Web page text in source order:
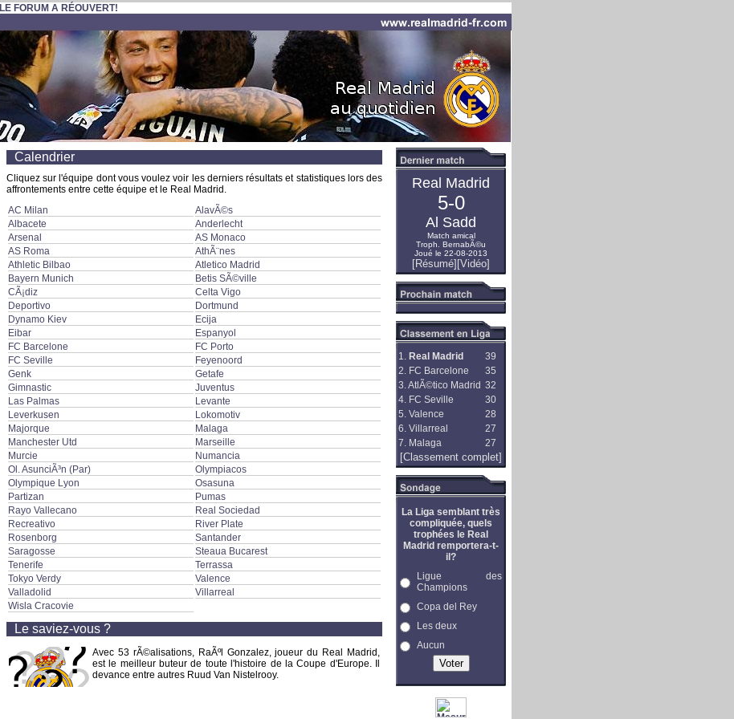
LE FORUM A RÉOUVERT!
Calendrier
Cliquez sur l'équipe dont vous voulez voir les derniers résultats et statistiques lors des
affrontements entre cette équipe et le Real Madrid.
AC Milan
AlavÃ©s
Albacete
Anderlecht
Arsenal
AS Monaco
AS Roma
AthÃ¨nes
Athletic Bilbao
Atletico Madrid
Bayern Munich
Betis SÃ©ville
CÃ¡diz
Celta Vigo
Deportivo
Dortmund
Dynamo Kiev
Ecija
Eibar
Espanyol
FC Barcelone
FC Porto
FC Seville
Feyenoord
Genk
Getafe
Gimnastic
Juventus
Las Palmas
Levante
Leverkusen
Lokomotiv
Majorque
Malaga
Manchester Utd
Marseille
Murcie
Numancia
Ol. AsunciÃ³n (Par)
Olympiacos
Olympique Lyon
Osasuna
Partizan
Pumas
Rayo Vallecano
Real Sociedad
Recreativo
River Plate
Rosenborg
Santander
Saragosse
Steaua Bucarest
Tenerife
Terrassa
Tokyo Verdy
Valence
Valladolid
Villarreal
Wisla Cracovie
Le saviez-vous ?
Avec 53 rÃ©alisations, RaÃºl Gonzalez, joueur du Real Madrid,
est le meilleur buteur de toute l'histoire de la Coupe d'Europe. Il
devance entre autres Ruud Van Nistelrooy.
Real Madrid
5-0
Al Sadd
Match amical
Troph. BernabÃ©u
Joué le 22-08-2013
[Résumé] [Vidéo]
1. Real Madrid
39
2. FC Barcelone
35
3. AtlÃ©tico Madrid 32
4. FC Seville
30
5. Valence
28
6. Villarreal
27
7. Malaga
27
[Classement complet]
La Liga semblant très
compliquée, quels
trophées le Real
Madrid remportera-t-
il?
Ligue des
Champions
Copa del Rey
Les deux
Aucun